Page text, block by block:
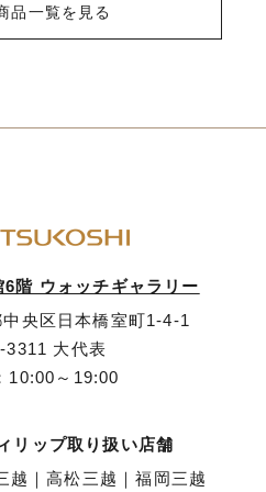
品一覧を見る
6階 ウォッチギャラリー
央区日本橋室町1-4-1
3311 大代表
10:00～19:00
リップ取り扱い店舗
越 ｜高松三越 ｜福岡三越